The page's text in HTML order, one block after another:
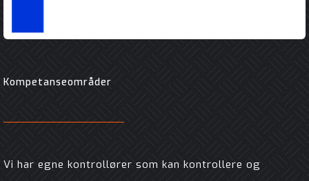
Kompetanseområder
Vi har egne kontrollører som kan kontrollere og